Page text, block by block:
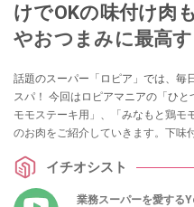
けでOKの味付け肉
やおつまみに最高す
話題のスーパー「ロピア」では、毎
スパ！ 今回はロピアマニアの「ひ
モモステーキ用」、「みなもと鶏モ
のお肉をご紹介していきます。下味
イチオシスト
業務スーパーを愛する